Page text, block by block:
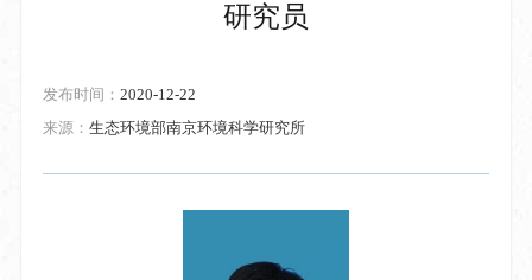
研究员
发布时间： 2020-12-22
来源： 生态环境部南京环境科学研究所